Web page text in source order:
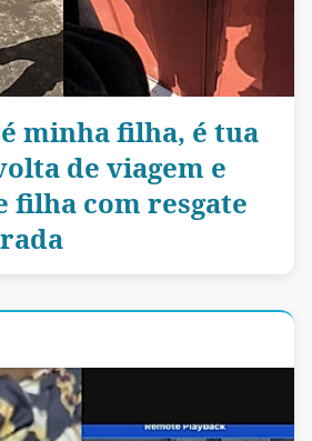
é minha filha, é tua
de viagem e
filha com resgate